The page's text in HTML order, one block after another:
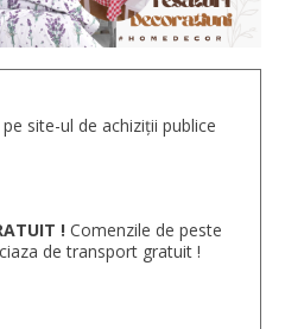
site-ul de achiziții publice
! Comenzile de peste
de transport gratuit !